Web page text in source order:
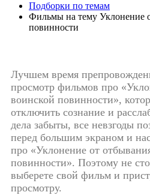
Подборки по темам
Фильмы на тему Уклонение
повинности
Лучшем время
просмотр фильмов про
воинской повинности»,
отключить сознание и
дела забыты, все невзгоды
перед большим экраном и
про «Уклонение от
повинности». Поэтому не
выберете свой фильм и
просмотру.